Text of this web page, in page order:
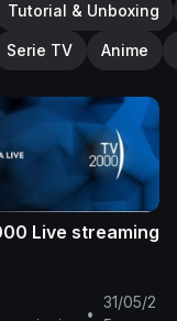
Tutorial & Unboxing
Serie TV Anime
Live streaming
•
31/05/2